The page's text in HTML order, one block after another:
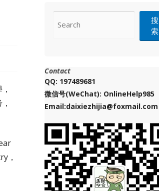
，
搜
索
Contact
QQ: 197489681
微信号(WeChat): OnlineHelp985
Email:daixiezhijia@foxmail.com